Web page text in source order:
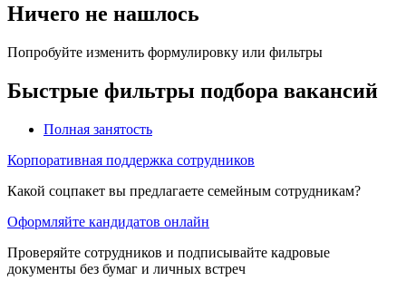
Ничего не нашлось
Попробуйте изменить формулировку или фильтры
Быстрые фильтры подбора вакансий
Полная занятость
Корпоративная поддержка сотрудников
Какой соцпакет вы предлагаете семейным сотрудникам?
Оформляйте кандидатов онлайн
Проверяйте сотрудников и подписывайте кадровые
документы без бумаг и личных встреч